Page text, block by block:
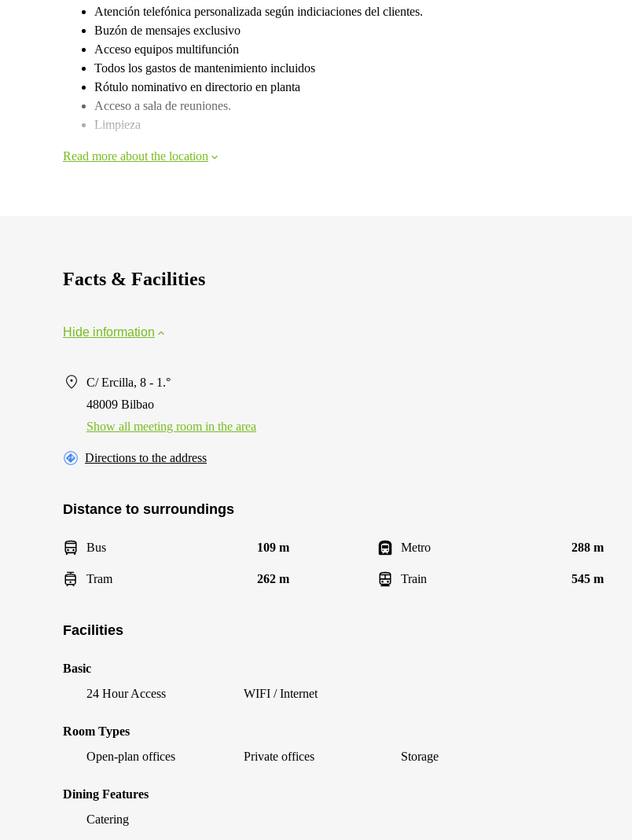
Atención telefónica personalizada según indiciaciones del clientes.
Buzón de mensajes exclusivo
Acceso equipos multifunción
Todos los gastos de mantenimiento incluidos
Rótulo nominativo en directorio en planta
Acceso a sala de reuniones.
Limpieza
Read more about the location
Facts & Facilities
Hide information
C/ Ercilla, 8 - 1.°
48009 Bilbao
Show all meeting room in the area
Directions to the address
Distance to surroundings
Bus 109 m Metro 288 m
Tram 262 m Train 545 m
Facilities
Basic
24 Hour Access
WIFI / Internet
Room Types
Open-plan offices
Private offices Storage
Dining Features
Catering